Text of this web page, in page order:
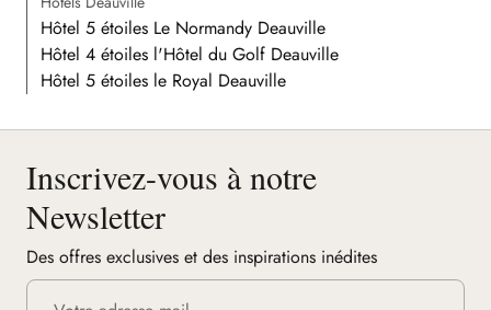
Hôtel 5 étoiles Le Normandy Deauville
Hôtel 4 étoiles l'Hôtel du Golf Deauville
Hôtel 5 étoiles le Royal Deauville
Inscrivez-vous à notre
Newsletter
Des offres exclusives et des inspirations inédites